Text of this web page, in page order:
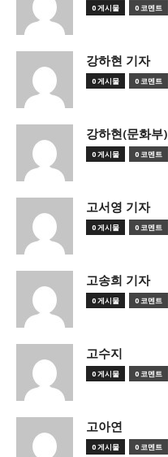
0 게시물 0 코멘트
강하현 기자
0 게시물 0 코멘트
강하현(문화부)
0 게시물 0 코멘트
고서영 기자
0 게시물 0 코멘트
고송희 기자
0 게시물 0 코멘트
고수지
0 게시물 0 코멘트
고아연
0 게시물 0 코멘트